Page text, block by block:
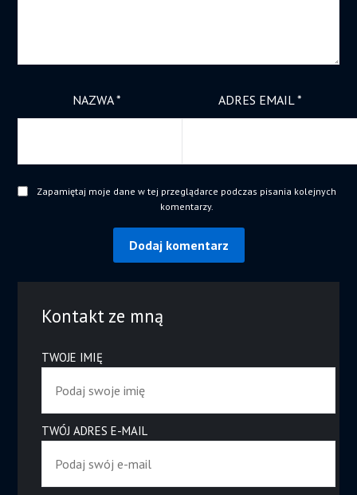
NAZWA* ADRES EMAIL*
Zapamiętaj moje dane w tej przeglądarce podczas pisania kolejnych
komentarzy.
Kontakt ze mną
TWOJE IMIĘ
TWÓJ ADRES E-MAIL